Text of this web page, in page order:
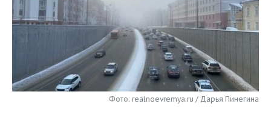
ТОРГОВЫЕ ЦЕНТРЫ
ТАТАРСТАНА
ИНВЕСТИЦИИ
МАШИНОСТРОЕНИЕ
НЕФТЬ
ОПК
БИЗНЕС
НОВОСТИ БИЗНЕСА
РОЗНИЧНАЯ ТОРГОВЛЯ
ТРАНСПОРТ
ТЕХНОЛОГИИ
НОВОСТИ ТЕХНОЛОГИЙ
IT
МЕРОПРИЯТИЯ
НОВОСТИ МЕРОПРИЯТИЙ
СПОРТ
Фото: realnoevremya.ru / Дарья Пинегина